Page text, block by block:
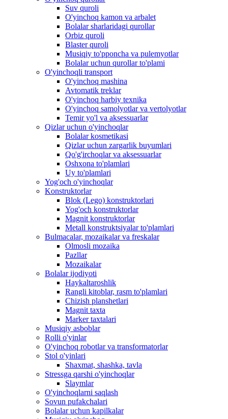
Suv quroli
O'yinchoq kamon va arbalet
Bolalar sharlaridagi qurollar
Orbiz quroli
Blaster quroli
Musiqiy to'pponcha va pulemyotlar
Bolalar uchun qurollar to'plami
O'yinchoqli transport
O'yinchoq mashina
Avtomatik treklar
O'yinchoq harbiy texnika
O'yinchoq samolyotlar va vertolyotlar
Temir yo'l va aksessuarlar
Qizlar uchun o'yinchoqlar
Bolalar kosmetikasi
Qizlar uchun zargarlik buyumlari
Qo'g'irchoqlar va aksessuarlar
Oshxona to'plamlari
Uy to'plamlari
Yog'och o'yinchoqlar
Konstruktorlar
Blok (Lego) konstruktorlari
Yog'och konstruktorlar
Magnit konstruktorlar
Metall konstruktsiyalar to'plamlari
Bulmacalar, mozaikalar va freskalar
Olmosli mozaika
Pazllar
Mozaikalar
Bolalar ijodiyoti
Haykaltaroshlik
Rangli kitoblar, rasm to'plamlari
Chizish planshetlari
Magnit taxta
Marker taxtalari
Musiqiy asboblar
Rolli o'yinlar
O'yinchoq robotlar va transformatorlar
Stol o'yinlari
Shaxmat, shashka, tavla
Stressga qarshi o'yinchoqlar
Slaymlar
O'yinchoqlarni saqlash
Sovun pufakchalari
Bolalar uchun kapilkalar